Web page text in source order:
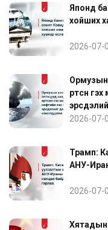
Японд
хойших
2026-07-
Ормузын
өртсөн
2026-07-
Трамп:
АНУ-
2026-07-
Хятадын